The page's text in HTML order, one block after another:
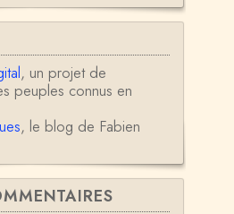
, un projet de
peuples connus en
, le blog de Fabien